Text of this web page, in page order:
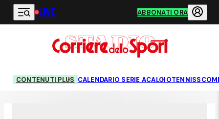
Vai al contenuto principale
LIVE ABBONATI ORA
CONTENUTI PLUS CALENDARIO SERIE ACALCIOTENNIS